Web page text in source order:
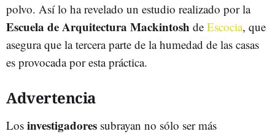
polvo. Así lo ha revelado un estudio realizado por la
Escuela de Arquitectura Mackintosh de Escocia, que
asegura que la tercera parte de la humedad de las casas
es provocada por esta práctica.
Advertencia
Los investigadores subrayan no sólo ser más